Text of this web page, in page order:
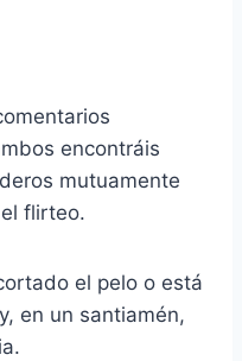
encontráis
mutuamente
flirteo.
el pelo o está
en un santiamén,